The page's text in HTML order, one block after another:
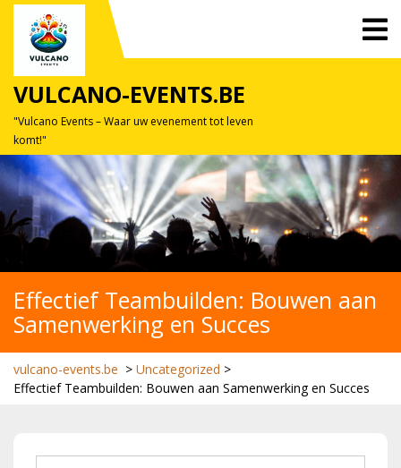
Skip
content
VULCANO-EVENTS.BE
"Vulcano Events – Waar uw evenement tot leven
komt!"
Effectief Teambuilden: Bouwen aan
Samenwerking en Succes
vulcano-events.be > Uncategorized >
Effectief Teambuilden: Bouwen aan Samenwerking en Succes